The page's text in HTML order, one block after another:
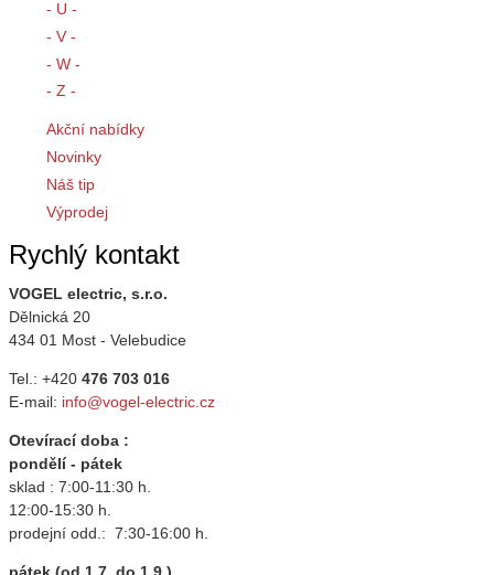
- U -
- V -
- W -
- Z -
Akční nabídky
Novinky
Náš tip
Výprodej
Rychlý kontakt
VOGEL electric, s.r.o.
Dělnická 20
434 01 Most - Velebudice
Tel.: +420 476 703 016
E-mail: info@vogel-electric.cz
Otevírací doba :
pondělí - pátek
sklad : 7:00-11:30 h.
12:00-15:30 h.
prodejní odd.: 7:30-16:00 h.